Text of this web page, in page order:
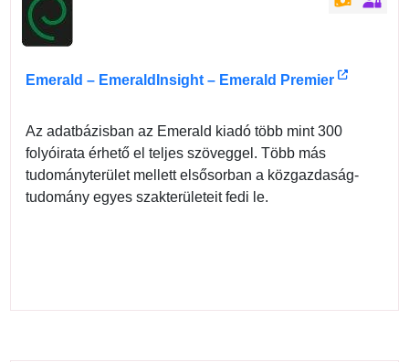
Emerald – EmeraldInsight – Emerald Premier
Az adatbázisban az Emerald kiadó több mint 300
folyóirata érhető el teljes szöveggel. Több más
tudományterület mellett elsősorban a közgazdaság-
tudomány egyes szakterületeit fedi le.